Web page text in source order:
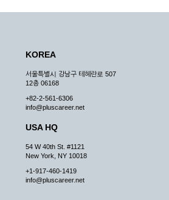
KOREA
서울특별시 강남구 테헤란로 507
12층 06168
+82-2-561-6306
info@pluscareer.net
USA HQ
54 W 40th St. #1121
New York, NY 10018
+1-917-460-1419
info@pluscareer.net